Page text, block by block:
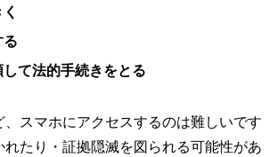
て法的手続きをとる
、スマホにアクセスするのは難しいです
れたり・証拠隠滅を図られる可能性があ